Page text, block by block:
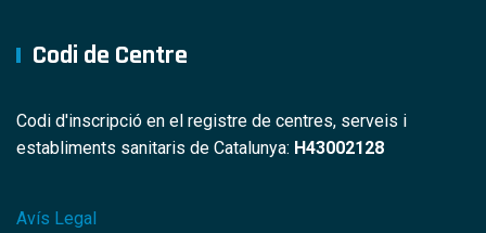
Codi de Centre
Codi d'inscripció en el registre de centres, serveis i
establiments sanitaris de Catalunya: H43002128
Avís Legal